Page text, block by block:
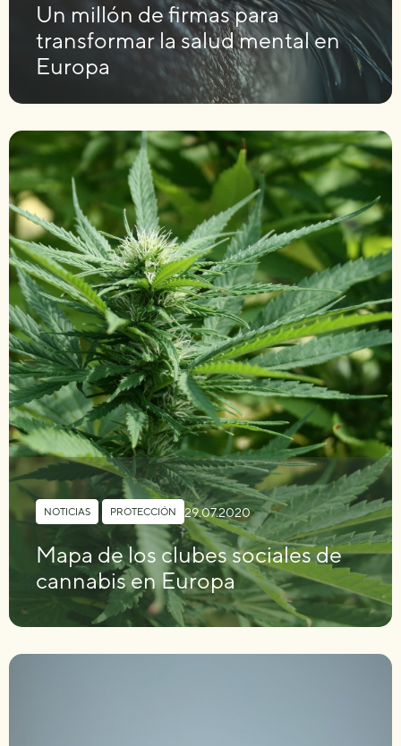
Un millón de firmas para
transformar la salud mental en
Europa
NOTICIAS PROTECCIÓN 29.07.2020
Mapa de los clubes sociales de
cannabis en Europa